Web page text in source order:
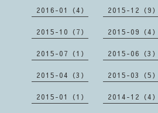
2016-01（4） 2015-12（9）
2015-10（7） 2015-09（4）
2015-07（1） 2015-06（3）
2015-04（3） 2015-03（5）
2015-01（1） 2014-12（4）